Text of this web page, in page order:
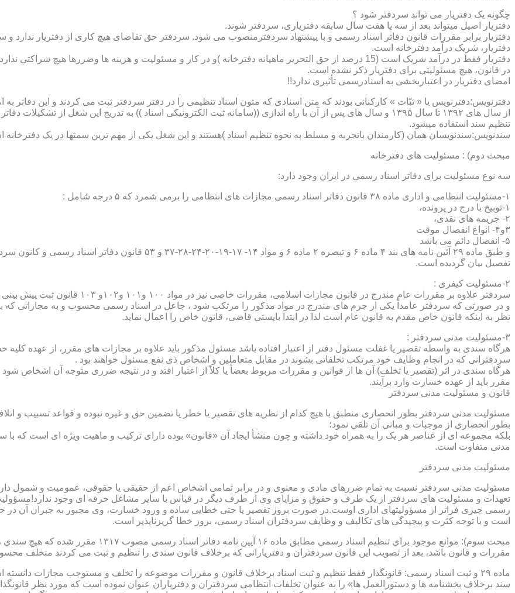
چگونه یک دفتریار می تواند سردفتر شود ؟
دفتریار اصیل میتواند بعد از سه یا هفت سال سابقه دفتریاری، سردفتر شوند.
دفتریار برابر مقررات قانون دفاتر اسناد رسمی و با پیشنهاد سردفترمنصوب می شود. سردفتر حق تقاضای هیچ کاری از دفتریار ندارد و
دفتریار، شریک درآمد دفترخانه است.
دفتریار فقط در درآمد شریک است (15 درصد از حق التحریر ماهیانه دفترخانه )و در کار و مسئولیت و هزینه ها وضررها هیچ شراکتی ندارد.
در قانون، هیچ مسئولیتی برای دفتریار ذکر نشده است.
امضای دفتریار در اعتباربخشی به اسنادرسمی تأثیری ندارد!!
دفترنویس:دفترنویس یا « ثبّات » کارکنانی بودند که متن اسنادی که متون اسناد تنظیمی را در دفتر سردفتر ثبت می کردند و این دفاتر
از سال های ۱۳۹۲ تا سال ۱۳۹۵ و سال های پس از آن با راه اندازی ((سامانه ثبت الکترونیکی اسناد )) به تدریج این شغل
تنظیم سند استفاده میشود.
سندنویس:سندنویسان همان (کارمندان باتجربه و مسلط به نحوه تنظیم اسناد )هستند و این شغل یکی از مهم ترین سمتها در یک
مبحث دوم) : مسئولیت های دفترخانه
سه نوع مسئولیت برای دفاتر اسناد رسمی در ایران وجود دارد:
۱-مسئولیت انتظامی و اداری ماده ۳۸ قانون دفاتر اسناد رسمی مجازات های انتظامی را برمی شمرد که ۵ درجه شامل :
۱-توبیخ با درج در پرونده،
۲- جریمه های نقدی،
۳و۴- انواع انفصال موقت
۵- انفصال دائم می باشد
تفصیل بیان گردیده است.
۲-مسئولیت کیفری :
سردفتر علاوه بر مقررات عام مندرج در قانون مجازات اسلامی، مقررات خاصی نیز در مواد ۱۰۰ و۱۰۱ و۱۰۲و ۱۰۳ قانون ثبت پیش بینی گردیده است؛
و در صورتی که سردفتر عامداً یکی از جرم های مندرج در مواد مذکور را مرتکب شود ، جاعل در اسناد رسمی محسوب و به مجازاتی
نظر به اینکه قانون خاص مقدم به قانون عام است لذا در ابتدا بایستی قاضی، قانون خاص را اعمال نماید.
۳-مسئولیت مدنی سردفتر :
هرگاه سندی به واسطه تقصیر یا غفلت مسئول دفتر از اعتبار افتاده باشد مسئول مذکور باید علاوه بر مجازات های مقرر، از عهده کلیه
سردفترانی که در انجام وظایف خود مرتکب تخلفاتی بشوند در مقابل متعاملین و اشخاص ذی نفع مسئول خواهند بود .
هرگاه سندی در اثر (تقصیر یا تخلف) آن ها از قوانین و مقررات مربوط بعضاً یا کلاً از اعتبار افتد و در نتیجه ضرری متوجه آن اشخاص شود
مقرر باید از عهده خسارت وارد برآیند.
قانون و مسئولیت مدنی سردفتر
مسئولیت مدنی سردفتر بطور انحصاری منطبق با هیچ کدام از نظریه های تقصیر یا خطر یا تضمین حق و غیره نبوده و قواعد تسبیب و
بطور انحصاری از موجبات و مبانی آن تلقی نمود؛
بلکه مجموعه ای از عناصر هر یک را به همراه خود داشته و چون منشأ ایجاد آن «قانون» بوده دارای ترکیب و ماهیت ویژه ای است که با
مدنی متفاوت است.
مسئولیت مدنی سردفتر
مسئولیت مدنی سردفتر نسبت به تمام ضررهای مادی و معنوی و در برابر تمامی اشخاص اعم از حقیقی یا حقوقی، عمومیت و شمول
تعهدات و مسئولیت های سردفتر از یک طرف و حقوق و مزایای وی از طرف دیگر در قیاس با سایر مشاغل حرفه ای وجود
رسمی چیزی فراتر از مسؤولیتهای اداری اوست.در صورت بروز تقصیر یا حتی خطایی ساده و ورود خسارت، وی مجبور به جبران آن در
است و با توجه کثرت و پیچیدگی های تکالیف و وظایف سردفتران اسناد رسمی، بروز خطا گریزناپذیر است.
مبحث سوم): موانع موجود برای تنظیم اسناد رسمی
مقررات و قانون باشد، بعد از تصویب این قانون سردفتران و دفتریارانی که برخلاف قانون سندی را تنظیم و ثبت می کردند متخلف
سند برخلاف بخشنامه ها و دستورالعمل ها» را به عنوان تخلفات انتظامی سردفتران و دفتریاران عنوان نموده است که مورد نظر